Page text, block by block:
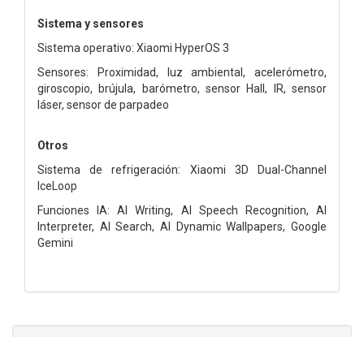
Sistema y sensores
Sistema operativo: Xiaomi HyperOS 3
Sensores: Proximidad, luz ambiental, acelerómetro,
giroscopio, brújula, barómetro, sensor Hall, IR, sensor
láser, sensor de parpadeo
Otros
Sistema de refrigeración: Xiaomi 3D Dual-Channel
IceLoop
Funciones IA: AI Writing, AI Speech Recognition, AI
Interpreter, AI Search, AI Dynamic Wallpapers, Google
Gemini